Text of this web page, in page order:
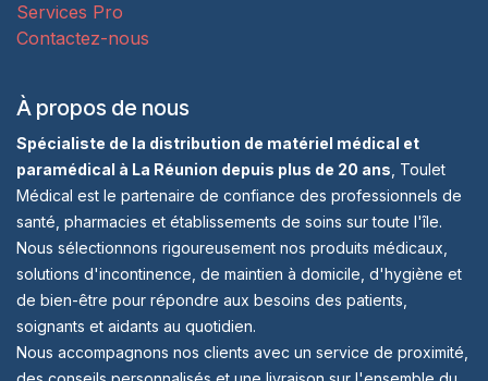
Services Pro
Contactez-nous
À propos de nous
Spécialiste de la distribution de matériel médical et
paramédical à La Réunion depuis plus de 20 ans , Toulet
Médical est le partenaire de confiance des professionnels de
santé, pharmacies et établissements de soins sur toute l'île.
Nous sélectionnons rigoureusement nos produits médicaux,
solutions d'incontinence, de maintien à domicile, d'hygiène et
de bien-être pour répondre aux besoins des patients,
soignants et aidants au quotidien.
Nous accompagnons nos clients avec un service de proximité,